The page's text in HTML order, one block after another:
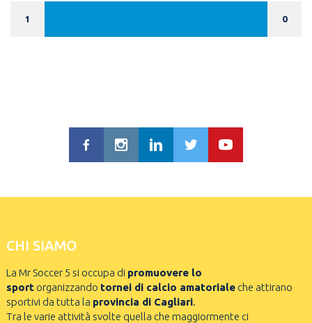
1 0
CHI SIAMO
La Mr Soccer 5 si occupa di promuovere lo
sportorganizzando tornei di calcio amatorialeche attirano
sportivi da tutta la provincia di Cagliari.
Tra le varie attività svolte quella che maggiormente ci